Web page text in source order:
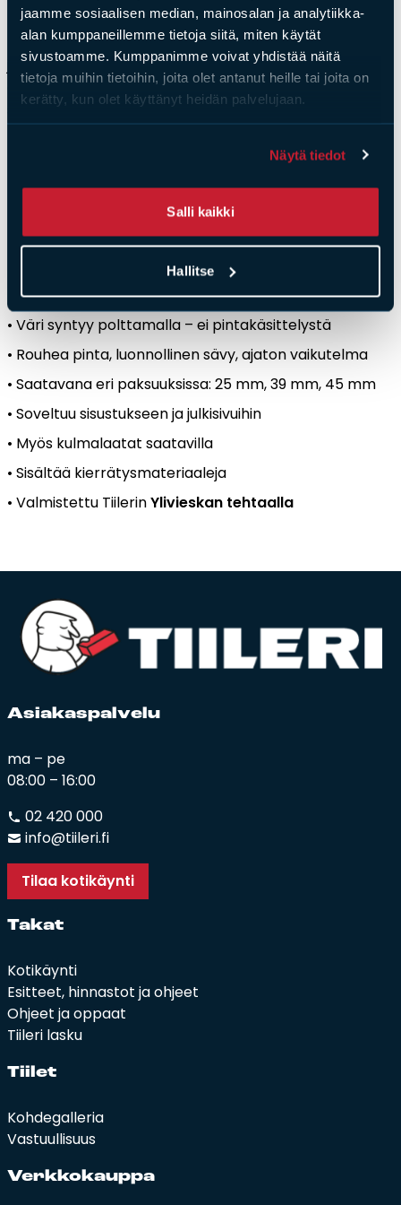
jaamme sosiaalisen median, mainosalan ja analytiikka-
alan kumppaneillemme tietoja siitä, miten käytät
sivustoamme. Kumppanimme voivat yhdistää näitä
tietoja muihin tietoihin, joita olet antanut heille tai joita on
kerätty, kun olet käyttänyt heidän palvelujaan.
Näytä tiedot
Salli kaikki
Hallitse
kuljetusten ympäristökuormaa.
39 mm– betonielementeissä mahdollistaa mm.
jälkisaumauksen muurauslaastilla, jolle laattapaksuus
on optimoitu huomioiden saumalaastin pysyvyys,
säänkesto sekä valmiin seinärakenteen CO
tai toisesta ei voida hyödyntää 39 mm paksuista
tiililaattaa.
Keskeiset ominaisuudet:
• Kevyt ja kustannustehokas vaihtoehto aidolle
tiilipinnalle
• Väri syntyy polttamalla – ei pintakäsittelystä
• Rouhea pinta, luonnollinen sävy, ajaton vaikutelma
• Saatavana eri paksuuksissa: 25 mm, 39 mm, 45 mm
• Soveltuu sisustukseen ja julkisivuihin
• Myös kulmalaatat saatavilla
• Sisältää kierrätysmateriaaleja
• Valmistettu TiilerinYlivieskan tehtaalla
Asia­kas­pal­ve­lu
ma – pe
08:00 – 16:00
02 420 000
info@tiileri.fi
Tilaa kotikäynti
Ta­kat
Kotikäynti
Esitteet, hinnastot ja ohjeet
Ohjeet ja oppaat
Tiileri lasku
Tii­let
Kohdegalleria
Vastuullisuus
Verk­ko­kaup­pa